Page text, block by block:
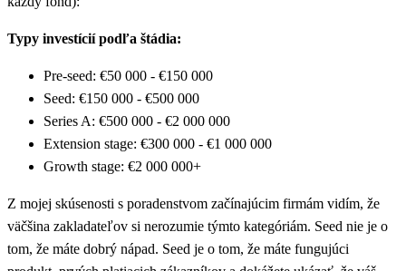
Typy investícií podľa štádia:
Pre-seed: €50 000 - €150 000
Seed: €150 000 - €500 000
Series A: €500 000 - €2 000 000
Extension stage: €300 000 - €1 000 000
Growth stage: €2 000 000+
Z mojej skúsenosti s poradenstvom začínajúcim firmám vidím, že
väčšina zakladateľov si nerozumie týmto kategóriám. Seed nie je o
tom, že máte dobrý nápad. Seed je o tom, že máte fungujúci